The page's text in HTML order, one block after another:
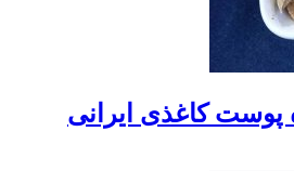
پوست کاغذی ایرانی